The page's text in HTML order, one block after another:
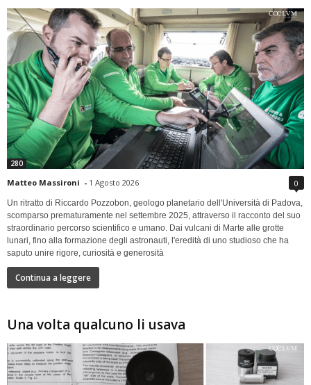
280
Matteo Massironi - 1 Agosto 2026 0
Un ritratto di Riccardo Pozzobon, geologo planetario dell'Università di Padova,
scomparso prematuramente nel settembre 2025, attraverso il racconto del suo
straordinario percorso scientifico e umano. Dai vulcani di Marte alle grotte
lunari, fino alla formazione degli astronauti, l'eredità di uno studioso che ha
saputo unire rigore, curiosità e generosità
Continua a leggere
Una volta qualcuno li usava